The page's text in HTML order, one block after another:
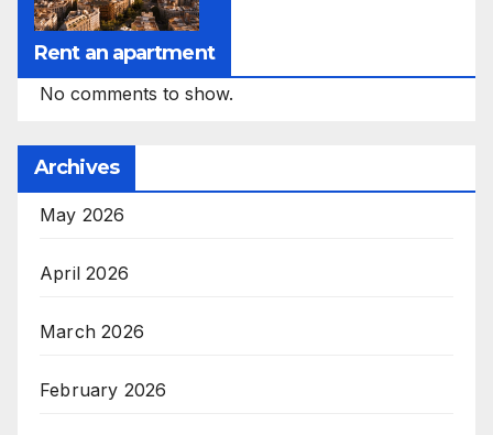
Rent an apartment
No comments to show.
Archives
May 2026
April 2026
March 2026
February 2026